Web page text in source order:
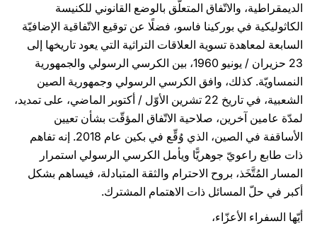
الديمقراطية، والاتّفاق المتعلّق بالوضع القانوني للكنيسة
الكاثوليكية في بوركينا فاسو، فضلًا عن توقيع الاتّفاقية الإضافيّة
السابعة لمعاهدة تسوية العلاقات التراثية التي يعود تاريخها إلى
23 حزيران / يونيو 1960، بين الكرسي الرسولي والجمهورية
النمساويّة. كذلك، وافق الكرسي الرسولي وجمهورية الصين
الشعبية، في تاريخ 22 تشرين الأوّل / أكتوبر الماضي، على تمديد،
لمدّة عامين آخرين، صلاحية الاتّفاق المؤقّت بشأن تعيين
الأساقفة في الصين، الذي وُقِّع في بكين عام 2018. إنه تفاهم
ذات طابع راعويّ جوهريًّا ويأمل الكرسي الرسولي استمرار
المسار المُتَّخَذ، بروح الاحترام والثقة المتبادلة، فيساهم بشكل
أكبر في حلّ المسائل ذات الاهتمام المشترك.
أيّها السفراء الأعزّاء،